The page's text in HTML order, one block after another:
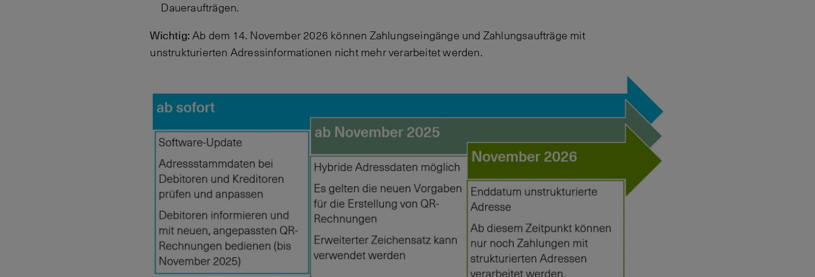
Daueraufträgen.
Wichtig: Ab dem 14. November 2026 können Zahlungseingänge und Zahlungsaufträge mit
unstrukturierten Adressinformationen nicht mehr verarbeitet werden.